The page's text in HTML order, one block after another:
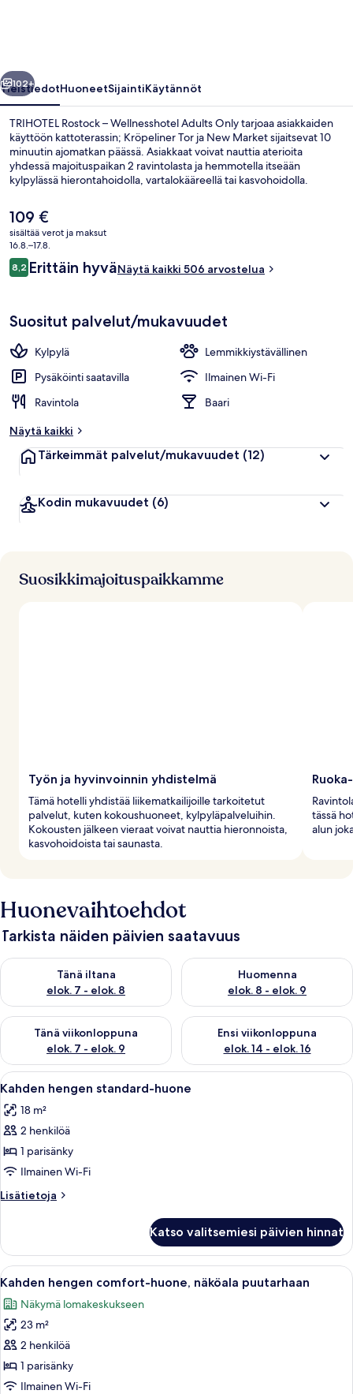
Seuraava
102+
YleistiedotHuoneetSijaintiKäytännöt
TRIHOTEL Rostock – Wellnesshotel Adults Only tarjoaa asiakkaiden
käyttöön kattoterassin; Kröpeliner Tor ja New Market sijaitsevat 10
minuutin ajomatkan päässä. Asiakkaat voivat nauttia aterioita
yhdessä majoituspaikan 2 ravintolasta ja hemmotella itseään
kylpylässä hierontahoidolla, vartalokääreellä tai kasvohoidolla.
sauna ja höyrysauna.
Nykyinen
hinta
on
109 €
109 €
sisältää verot ja maksut
16.8.–17.8.
Arvostelut
8,28,2 kautta 10.
Erittäin hyväNäytä kaikki 506 arvostelua
Suositut palvelut/mukavuudet
Kylpylä
Lemmikkiystävällinen
Pysäköinti saatavilla
Ilmainen Wi-Fi
Ravintola
Baari
Näytä kaikki
Tärkeimmät palvelut/mukavuudet (12)
Kodin mukavuudet (6)
Suosikkimajoituspaikkamme
Työn ja hyvinvoinnin yhdistelmä
Tämä hotelli yhdistää liikematkailijoille tarkoitetut
palvelut, kuten kokoushuoneet, kylpyläpalveluihin.
Kokousten jälkeen vieraat voivat nauttia hieronnoista,
kasvohoidoista tai saunasta.
tässä
alun
Huonevaihtoehdot
Tarkista näiden päivien saatavuus
Tänä iltana
elok. 7 - elok. 8
Tarkista tämän illan saatavuus elok. 7 - elok. 8
Huomenna
elok. 8 - elok. 9
Tarkista huomisen saatavuus
Tänä viikonloppuna
elok. 7 - elok. 9
Tarkista tämän viikonlopun saatavuus elok. 7 - elok. 9
Ensi viikonloppuna
elok. 14 - elok. 16
Tarkista ensi viikonlopun
Avaa
kaikki
huonetyypin
Kahden
hengen
standard-
huone
kuvat
Hotellihuone, jossa on sänky, kaksi
4
Kahden hengen standard-huone
18 m²
2 henkilöä
1 parisänky
Ilmainen Wi-Fi
Lisätietoja
Lisätietoja
standard-
huone
Katso valitsemiesi päivien hinnat
Avaa
kaikki
huonetyypin
Kahden
hengen
comfort-
huone,
Hotellihuone, jossa on suuri sänky,
7
Kahden hengen comfort-huone, näköala puutarhaan
Näkymä lomakeskukseen
23 m²
2 henkilöä
1 parisänky
Ilmainen Wi-Fi